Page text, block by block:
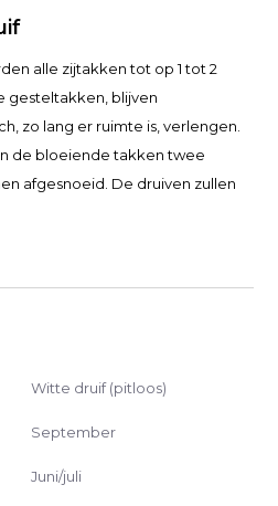
alle zijtakken tot op 1 tot 2
gesteltakken, blijven
zo lang er ruimte is, verlengen.
de bloeiende takken twee
afgesnoeid. De druiven zullen
Witte druif (pitloos)
September
Juni/juli